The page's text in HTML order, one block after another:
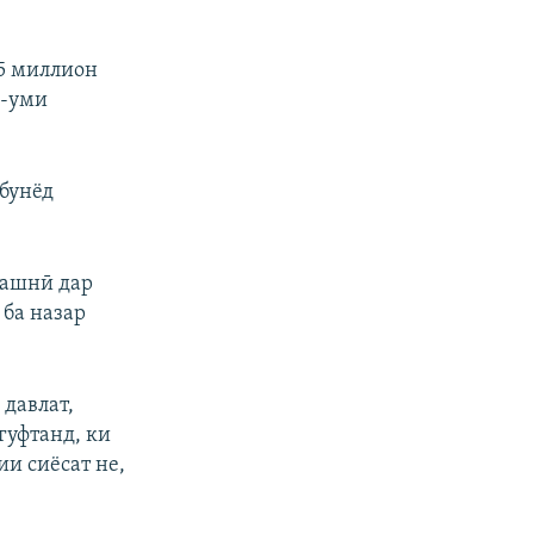
миллион
уми
дар
назар
ки
сиёсат не,